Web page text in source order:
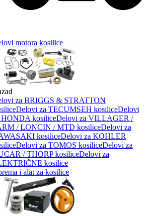
motora kosilice
za BRIGGS & STRATTON
Delovi za TECUMSEH kosiliceDelovi
HONDA kosiliceDelovi za VILLAGER /
/ LONCIN / MTD kosiliceDelovi za
kosiliceDelovi za KOHLER
Delovi za TOMOS kosiliceDelovi za
/ THORP kosiliceDelovi za
kosilice
i alat za kosilice